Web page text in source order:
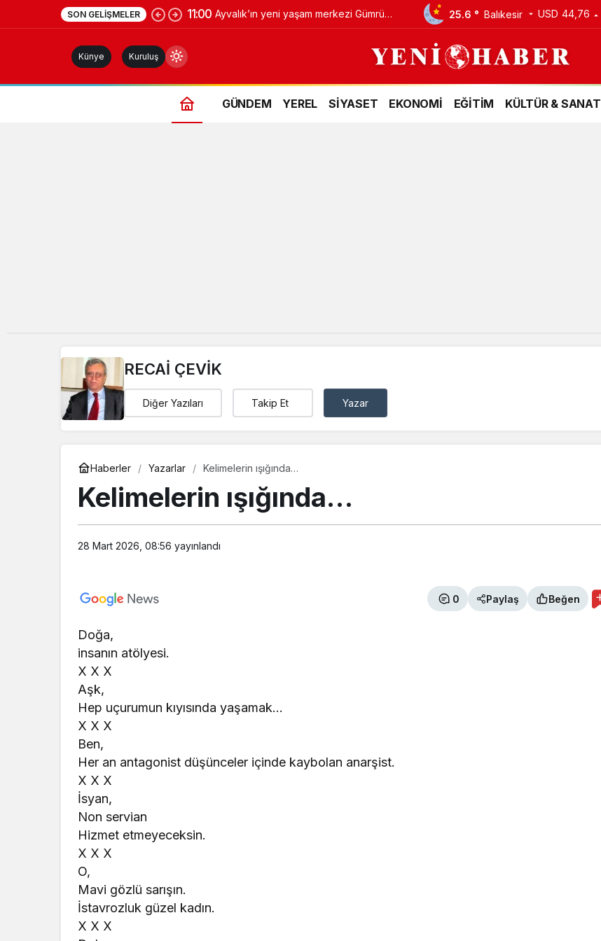
SON GELIŞMELER 11:00 Ayvalık’ın yeni yaşam merkezi Gümrük 25.6 ° Balıkesir USD 44,76
Künye Kuruluş
GÜNDEM YEREL SİYASET EKONOMİ EĞİTİM KÜLTÜR & SANAT
RECAİ ÇEVİK
Diğer Yazıları Takip Et Yazar
Haberler Yazarlar Kelimelerin ışığında…
Kelimelerin ışığında…
28 Mart 2026, 08:56 yayınlandı
0 Paylaş Beğen
Doğa,
insanın atölyesi.
X X X
Aşk,
Hep uçurumun kıyısında yaşamak…
X X X
Ben,
Her an antagonist düşünceler içinde kaybolan anarşist.
X X X
İsyan,
Non servian
Hizmet etmeyeceksin.
X X X
O,
Mavi gözlü sarışın.
İstavrozluk güzel kadın.
X X X